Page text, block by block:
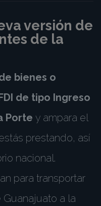
versión de
de la
bienes o
de tipo Ingreso
Porte y ampara el
prestando, así
nacional.
para transportar
a la